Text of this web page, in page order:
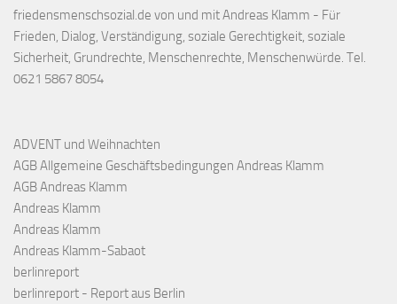
friedensmenschsozial.de von und mit Andreas Klamm - Für
Frieden, Dialog, Verständigung, soziale Gerechtigkeit, soziale
Sicherheit, Grundrechte, Menschenrechte, Menschenwürde. Tel.
0621 5867 8054
ADVENT und Weihnachten
AGB Allgemeine Geschäftsbedingungen Andreas Klamm
AGB Andreas Klamm
Andreas Klamm
Andreas Klamm
Andreas Klamm-Sabaot
berlinreport
berlinreport - Report aus Berlin